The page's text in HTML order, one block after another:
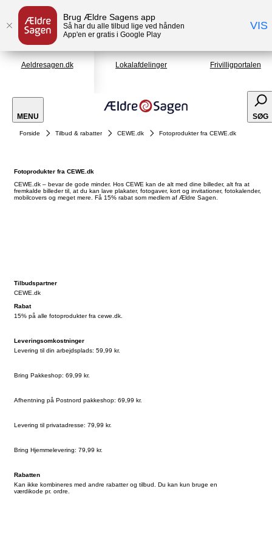
Brug Ældre Sagens app
Så har du alle tilbud lige ved hånden
App'en er gratis i Google Play
VIS
Aeldresagen.dk Lokalafdelinger Frivilligportalen
MENU SØG
Forside Tilbud & rabatter CEWE.dk Fotoprodukter fra CEWE.dk
Fotoprodukter fra CEWE.dk
CEWE.dk – bevar de gode minder. Hos CEWE kan de alt med dine billeder, alt fra at
fremkalde billeder til, at du kan lave plakater, fotogaver, kort og invitationer, fotokalender,
mobilcovers og meget mere. Få 15% rabat som medlem af Ældre Sagen.
Tilbudspartner
CEWE.dk
Rabat
15% på alle fotoprodukter fra cewe.dk.
Leveringsomkostninger
Levering til din arbejdsplads: 59,99 kr.
Bring Pakkeshop: 69,99 kr.
Afhentning på Postnord pakkeshop: 69,99 kr.
Levering til privatadresse: 79,99 kr.
Bring Hjemmelevering: 79,99 kr.
Rabatten
Kan ikke kombineres med andre rabatter og tilbud. Du kan kun bruge en
værdikode pr. ordre.